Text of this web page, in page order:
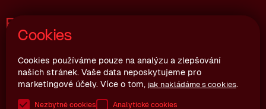
Cookies
Cookies používáme pouze na analýzu a zlepšování
našich stránek. Vaše data neposkytujeme pro
marketingové účely. Více o tom, jak nakládáme s cookies.
Nezbytné cookies Analytické cookies
Fakturační údaje
Joštova 10, 602 00 Brno
Česká republika
IČ: 06992064